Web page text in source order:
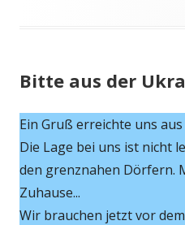
Bitte aus der
Ein Gruß erreichte uns
Die Lage bei uns ist nicht
den grenznahen Dörfern.
Zuhause...
Wir brauchen jetzt vor